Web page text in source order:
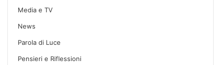
Media e TV
News
Parola di Luce
Pensieri e Riflessioni